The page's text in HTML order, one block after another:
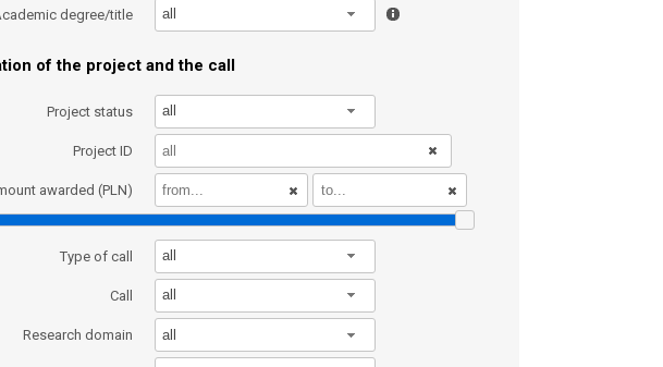
degree/title all
of the project and the call
Project status all
Project ID
awarded (PLN)
Type of call all
Call all
Research domain all